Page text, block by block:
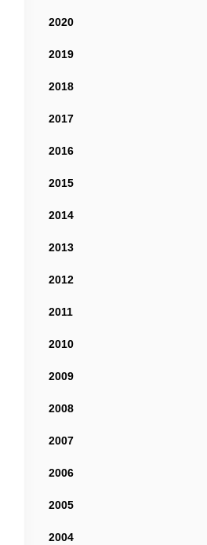
2020
2019
2018
2017
2016
2015
2014
2013
2012
2011
2010
2009
2008
2007
2006
2005
2004